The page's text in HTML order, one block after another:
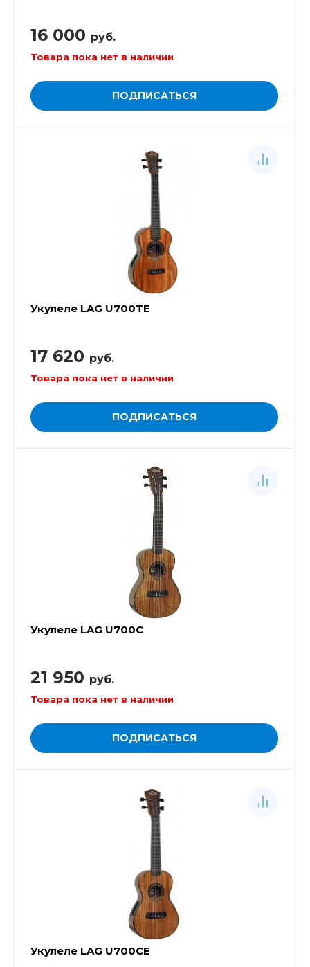
16 000 руб.
Товара пока нет в наличии
ПОДПИСАТЬСЯ
Укулеле LAG U700TE
17 620 руб.
Товара пока нет в наличии
ПОДПИСАТЬСЯ
Укулеле LAG U700C
21 950 руб.
Товара пока нет в наличии
ПОДПИСАТЬСЯ
Укулеле LAG U700CE